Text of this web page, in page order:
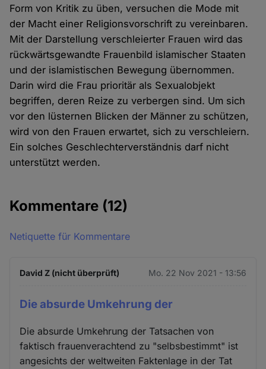
Form von Kritik zu üben, versuchen die Mode mit
der Macht einer Religionsvorschrift zu vereinbaren.
Mit der Darstellung verschleierter Frauen wird das
rückwärtsgewandte Frauenbild islamischer Staaten
und der islamistischen Bewegung übernommen.
Darin wird die Frau prioritär als Sexualobjekt
begriffen, deren Reize zu verbergen sind. Um sich
vor den lüsternen Blicken der Männer zu schützen,
wird von den Frauen erwartet, sich zu verschleiern.
Ein solches Geschlechterverständnis darf nicht
unterstützt werden.
Kommentare (12)
Netiquette für Kommentare
David Z (nicht überprüft) Mo. 22 Nov 2021 - 13:56
Die absurde Umkehrung der
Die absurde Umkehrung der Tatsachen von
faktisch frauenverachtend zu "selbsbestimmt" ist
angesichts der weltweiten Faktenlage in der Tat